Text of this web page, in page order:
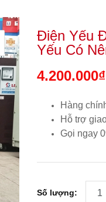
Điện Yếu
Yếu Có
4.200.000₫
Hàng
Hỗ trợ
Gọi ngay
Số lượng: